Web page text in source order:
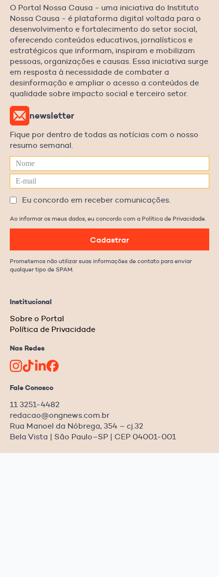
O Portal Nossa Causa - uma iniciativa do Instituto
Nossa Causa - é plataforma digital voltada para o
desenvolvimento e fortalecimento do setor social,
oferecendo conteúdos educativos, jornalísticos e
estratégicos que informam, inspiram e mobilizam
pessoas, organizações e causas. Essa iniciativa surge
em resposta à necessidade de combater a
desinformação e ampliar o acesso a conteúdos de
qualidade sobre impacto social e terceiro setor.
Institucional
Sobre o Portal
Política de Privacidade
Nas Redes
Fale Conosco
11 3251-4482
redacao@ongnews.com.br
Rua Manoel da Nóbrega, 354 – cj.32
Bela Vista | São Paulo–SP | CEP 04001-001
newsletter
Fique por dentro de todas as notícias com o nosso
resumo semanal.
Eu concordo em receber comunicações.
Ao informar os meus dados, eu concordo com a Política de Privacidade.
Cadastrar
Prometemos não utilizar suas informações de contato para enviar
qualquer tipo de SPAM.